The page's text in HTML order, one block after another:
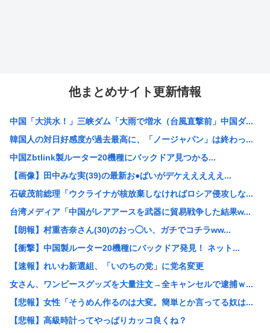
他まとめサイト更新情報
中国「大洪水！」三峡ダム「大雨で増水（台風直撃前」中国ダ...
韓国人の対日好感度が過去最高に、「ノージャパン」は終わっ...
中国Zbtlink製ルーター20機種にバックドア見つかる...
【画像】田中みな実(39)の最新お●ぱいがデケえええええ...
石破茂前総理「ウクライナが核放棄しなければロシア侵攻しな...
台湾メディア「中国がレアアースを武器に貿易戦争した結果w...
【朗報】村重杏奈さん(30)のおっ◯い、ガチでコチラww...
【衝撃】中国製ルーター20機種にバックドア発見！ ネット...
【速報】れいわ新選組、「いのちの党」に党名変更
女さん、ワンピースグッズを大量注文→全キャンセルで逮捕ｗ...
【悲報】女性「そうめん作るのは大変。簡単とか言ってる奴は...
【悲報】高級時計ってやっぱりカッコ良くね？